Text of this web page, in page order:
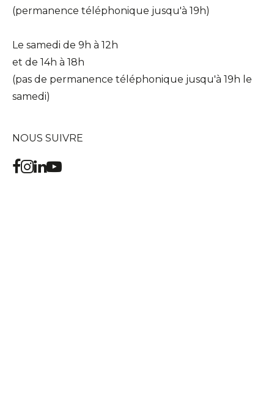
(permanence téléphonique jusqu'à 19h)
Le samedi de 9h à 12h
et de 14h à 18h
(pas de permanence téléphonique jusqu'à 19h le
samedi)
NOUS SUIVRE